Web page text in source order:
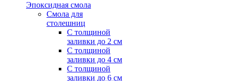
Эпоксидная смола
Смола для
столешниц
С толщиной
заливки до 2 см
С толщиной
заливки до 4 см
С толщиной
заливки до 6 см